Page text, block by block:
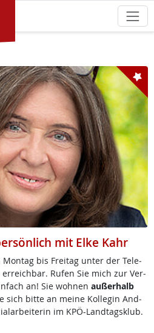
mit Elke Kahr
Mon­tag bis Frei­tag un­ter der Te­le­
er­reich­bar. Ru­fen Sie mich zur Ve­r­
an! Sie woh­nen au­ßer­halb
sich bit­te an mei­ne Kol­le­gin And­
im KPÖ-Land­tags­klub.